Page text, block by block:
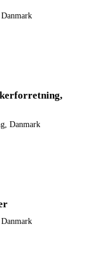
Danmark